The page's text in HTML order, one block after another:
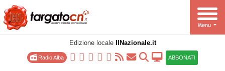
Edizione locale IlNazionale.it
Radio Alba ABBONATI